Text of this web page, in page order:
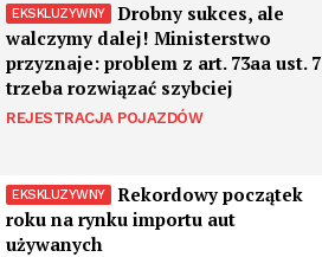
Drobny sukces, ale
walczymy dalej! Ministerstwo
przyznaje: problem z art. 73aa ust. 7
trzeba rozwiązać szybciej
REJESTRACJA POJAZDÓW
Rekordowy początek
roku na rynku importu aut
używanych